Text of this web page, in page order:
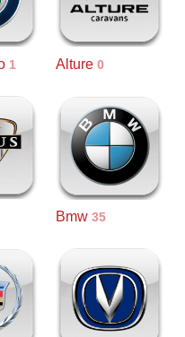
1 Alture 0
Bmw 35